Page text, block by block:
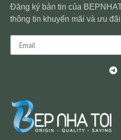
Đăng ký bản tin của
thông tin khuyến mãi và ưu